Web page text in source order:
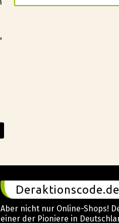
Deraktionscode.de
Aber nicht nur Online-Shops!
einer der Pioniere in